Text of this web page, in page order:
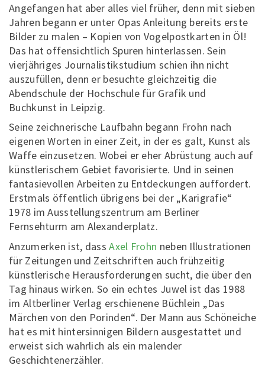
Angefangen hat aber alles viel früher, denn mit sieben
Jahren begann er unter Opas Anleitung bereits erste
Bilder zu malen – Kopien von Vogelpostkarten in Öl!
Das hat offensichtlich Spuren hinterlassen. Sein
vierjähriges Journalistikstudium schien ihn nicht
auszufüllen, denn er besuchte gleichzeitig die
Abendschule der Hochschule für Grafik und
Buchkunst in Leipzig.
Seine zeichnerische Laufbahn begann Frohn nach
eigenen Worten in einer Zeit, in der es galt, Kunst als
Waffe einzusetzen. Wobei er eher Abrüstung auch auf
künstlerischem Gebiet favorisierte. Und in seinen
fantasievollen Arbeiten zu Entdeckungen auffordert.
Erstmals öffentlich übrigens bei der „Karigrafie“
1978 im Ausstellungszentrum am Berliner
Fernsehturm am Alexanderplatz.
Anzumerken ist, dassAxel Frohn neben Illustrationen
für Zeitungen und Zeitschriften auch frühzeitig
künstlerische Herausforderungen sucht, die über den
Tag hinaus wirken. So ein echtes Juwel ist das 1988
im Altberliner Verlag erschienene Büchlein „Das
Märchen von den Porinden“. Der Mann aus Schöneiche
hat es mit hintersinnigen Bildern ausgestattet und
erweist sich wahrlich als ein malender
Geschichtenerzähler.